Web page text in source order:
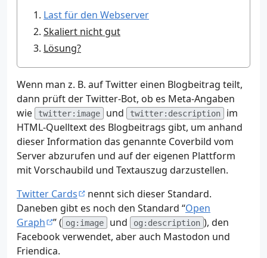
Last für den Webserver
Skaliert nicht gut
Lösung?
Wenn man z. B. auf Twitter einen Blogbeitrag teilt,
dann prüft der Twitter-Bot, ob es Meta-Angaben
wie
twitter:image und twitter:description
im
HTML-Quelltext des Blogbeitrags gibt, um anhand
dieser Information das genannte Coverbild vom
Server abzurufen und auf der eigenen Plattform
mit Vorschaubild und Textauszug darzustellen.
Twitter Cards
nennt sich dieser Standard.
Daneben gibt es noch den Standard “Open
Graph
” ( og:image und og:description ), den
Facebook verwendet, aber auch Mastodon und
Friendica.